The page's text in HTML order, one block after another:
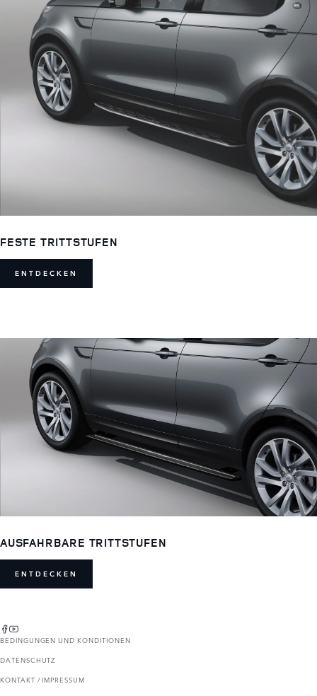
FESTE TRITTSTUFEN
ENTDECKEN
AUSFAHRBARE TRITTSTUFEN
ENTDECKEN
BEDINGUNGEN UND KONDITIONEN
DATENSCHUTZ
KONTAKT / IMPRESSUM